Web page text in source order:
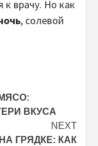
к врачу. Но как
, солевой
ВКУСА
NEXT
ГРЯДКЕ: КАК